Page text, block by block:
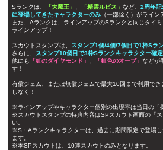
Sランクは、 「大魔王」 「精霊ルビス」 など、 2周年記
に登場してきたキャラクターのみ （一部除く）がライン
また、Aランクは、ラインアップのSランクと同じタイ
ラインアップ！
スカウトスタンプは、 スタンプ1個/4個/7個目で1枠Sラ
さらに、 スタンプ10個目で3枠Sランクキャラクター確定
他にも 「虹のダイヤモンド」 「虹色のオーブ」 などが
す！
有償ジェム、または無償ジェムで最大10回まで利用で
しなく！
※ラインアップやキャラクター個別の出現率は当日の「
※スカウトスタンプの特典内容はSPスカウト画面の「
い。
※S・Aランクキャラクターは、過去に期間限定で登場し
ます。
※本SPスカウトは、10連スカウトのみとなります。